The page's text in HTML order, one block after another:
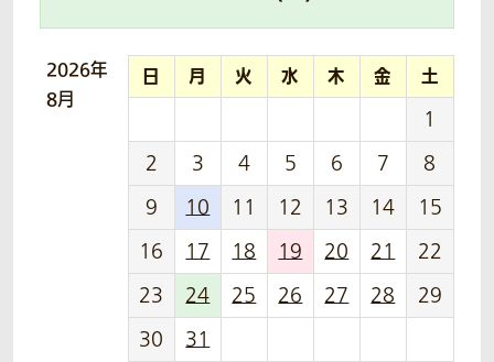
2026年
8月
日 月 火 水 木 金 土
1
2
3 4 5 6 7
8
9
10 11 12 13 14
15
16
17 18 19 20 21
22
23
24 25 26 27 28
29
30
31